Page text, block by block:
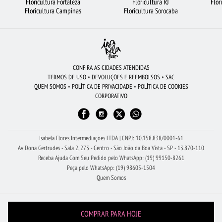
CESTA DE CAFÉ DA MANHÃ FLORICULTURA SÃO BERNARDO DO CAMPO
ROSAS AMARELAS
FLORICULTURA FORTALEZA
FLORICULTURA JUNDIAÍ ROSAS VERMELHAS FLORICULTURA GOIÂNIA
BUQUÊ DE ROSAS VERMELHAS FLORICULTURA MANAUS
FLORICULTURA GUARULHOS BUQUÊ DE 20 ROSAS VERMELHAS
FLORICULTURA OSASCO URSO DE PELÚCIA
Floricultura Campinas
Floricultura Sorocaba
CONFIRA AS CIDADES ATENDIDAS
TERMOS DE USO • DEVOLUÇÕES E REEMBOLSOS • SAC
QUEM SOMOS • POLÍTICA DE PRIVACIDADE • POLÍTICA DE COOKIES
CORPORATIVO
Isabela Flores Intermediações LTDA | CNPJ: 10.158.838/0001-61
Av Dona Gertrudes - Sala 2, 273 - Centro - São João da Boa Vista - SP - 13.870-110
Receba Ajuda Com Seu Pedido pelo WhatsApp: (19) 99150-8261
Peça pelo WhatsApp: (19) 98605-1504
Quem Somos
COMPRAR PARA HOJE